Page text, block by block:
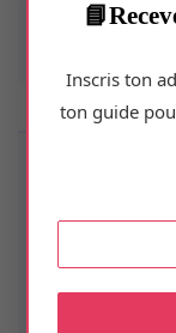
PREVIOUS
Inscris ton
ton guide